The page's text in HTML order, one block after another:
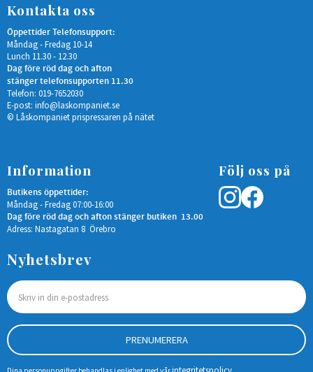
Kontakta oss
Öppettider Telefonsupport:
Måndag - Fredag 10-14
Lunch 11.30 - 12.30
Dag före röd dag och afton
stänger telefonsupporten 11.30
Telefon: 019-7652030
E-post: info@laskompaniet.se
© Låskompaniet prispressaren på nätet
Information
Butikens öppettider:
Måndag - Fredag 07:00-16:00
Dag före röd dag och afton stänger butiken 13.00
Adress: Nastagatan 8 Örebro
Följ oss på
Nyhetsbrev
PRENUMERERA